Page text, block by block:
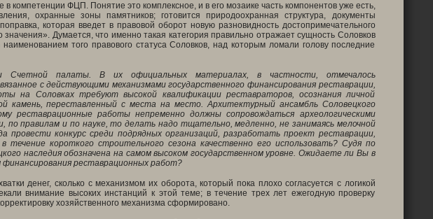
в компетенции ФЦП. Понятие это комплексное, и в его мозаике часть компонентов уже есть,
охранные зоны памятников; готовится природоохранная структура, документы
которая введет в правовой оборот новую разновидность достопримечательного
Думается, что именно такая категория правильно отражает сущность Соловков
того правового статуса Соловков, над которым ломали голову последние
Счетной палаты. В их официальных материалах, в частности, отмечалось
с действующими механизмами государственного финансирования реставрации,
на Соловках требуют высокой квалификации реставраторов, осознания личной
переставленный с места на место. Архитектурный ансамбль Соловецкого
реставрационные работы непременно должны сопровождаться археологическими
по правилам и по науке, то делать надо тщательно, медленно, не занимаясь мелочной
конкурс среди подрядных организаций, разработать проект реставрации,
короткого строительного сезона качественно его использовать? Судя по
наследия обозначена на самом высоком государственном уровне. Ожидаете ли Вы в
финансирования реставрационных работ?
денег, сколько с механизмом их оборота, который пока плохо согласуется с логикой
внимание высоких инстанций к этой теме; в течение трех лет ежегодную проверку
хозяйственного механизма сформировано.